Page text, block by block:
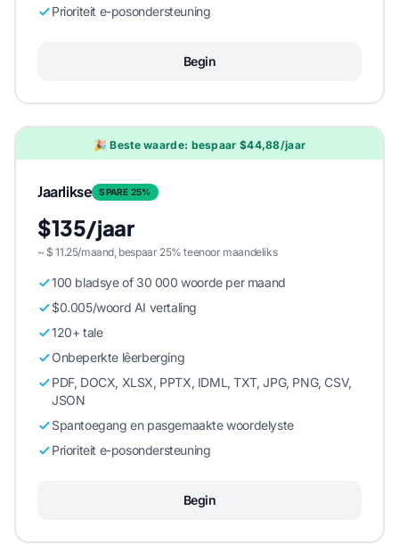
Prioriteit e-posondersteuning
Begin
🎉 Beste waarde: bespaar $44,88/jaar
Jaarlikse SPARE 25%
$135/jaar
~ $ 11.25/maand, bespaar 25% teenoor maandeliks
100 bladsye of 30 000 woorde per maand
$0.005/woord AI vertaling
120+ tale
Onbeperkte lêerberging
PDF, DOCX, XLSX, PPTX, IDML, TXT, JPG, PNG, CSV,
JSON
Spantoegang en pasgemaakte woordelyste
Prioriteit e-posondersteuning
Begin